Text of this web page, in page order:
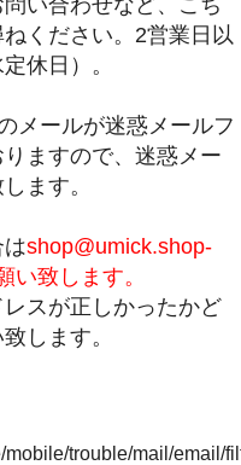
ください。2営業日以
休日）。
メールが迷惑メールフ
ますので、迷惑メー
ます。
shop@umick.shop-
い致します。
スが正しかったかど
します。
trouble/mail/email/